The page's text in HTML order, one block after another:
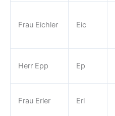
Frau Eichler Eic
Herr Epp Ep
Frau Erler Erl